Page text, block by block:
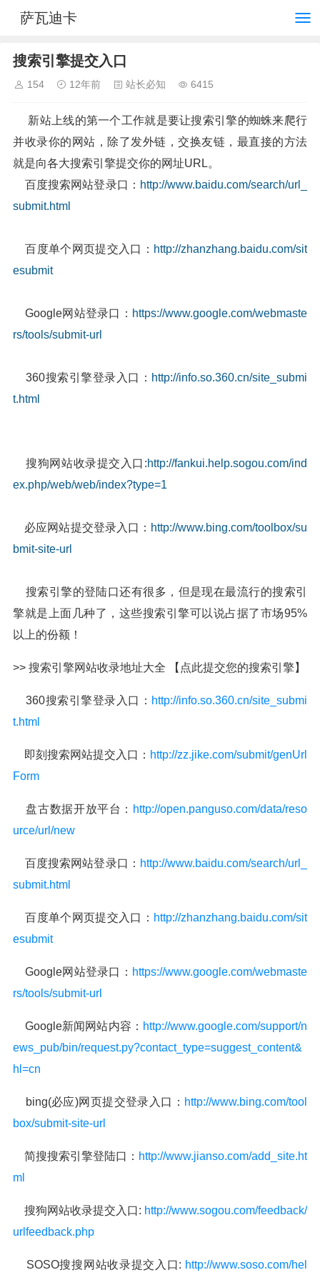
萨瓦迪卡
搜索引擎提交入口
154 12年前 站长必知 6415
新站上线的第一个工作就是要让搜索引擎的蜘蛛来爬行
并收录你的网站，除了发外链，交换友链，最直接的方法
就是向各大搜索引擎提交你的网址URL。
百度搜索网站登录口： http://www.baidu.com/search/url_
submit.html
百度单个网页提交入口： http://zhanzhang.baidu.com/sit
esubmit
Google网站登录口： https://www.google.com/webmaste
rs/tools/submit-url
360搜索引擎登录入口： http://info.so.360.cn/site_submi
t.html
搜狗网站收录提交入口:http://fankui.help.sogou.com/ind
ex.php/web/web/index?type=1
必应网站提交登录入口： http://www.bing.com/toolbox/su
bmit-site-url
搜索引擎的登陆口还有很多，但是现在最流行的搜索引
擎就是上面几种了，这些搜索引擎可以说占据了市场95%
以上的份额！
>> 搜索引擎网站收录地址大全 【点此提交您的搜索引擎】
360搜索引擎登录入口： http://info.so.360.cn/site_submi
t.html
即刻搜索网站提交入口： http://zz.jike.com/submit/genUrl
Form
盘古数据开放平台： http://open.panguso.com/data/reso
urce/url/new
百度搜索网站登录口： http://www.baidu.com/search/url_
submit.html
百度单个网页提交入口： http://zhanzhang.baidu.com/sit
esubmit
Google网站登录口： https://www.google.com/webmaste
rs/tools/submit-url
Google新闻网站内容： http://www.google.com/support/n
ews_pub/bin/request.py?contact_type=suggest_content&
hl=cn
bing(必应)网页提交登录入口： http://www.bing.com/tool
box/submit-site-url
简搜搜索引擎登陆口： http://www.jianso.com/add_site.ht
ml
搜狗网站收录提交入口: http://www.sogou.com/feedback/
urlfeedback.php
SOSO搜搜网站收录提交入口: http://www.soso.com/hel